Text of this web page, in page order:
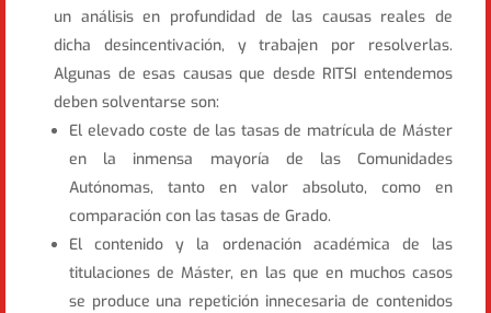
un análisis en profundidad de las causas reales de
dicha desincentivación, y trabajen por resolverlas.
Algunas de esas causas que desde RITSI entendemos
deben solventarse son:
El elevado coste de las tasas de matrícula de Máster
en la inmensa mayoría de las Comunidades
Autónomas, tanto en valor absoluto, como en
comparación con las tasas de Grado.
El contenido y la ordenación académica de las
titulaciones de Máster, en las que en muchos casos
se produce una repetición innecesaria de contenidos